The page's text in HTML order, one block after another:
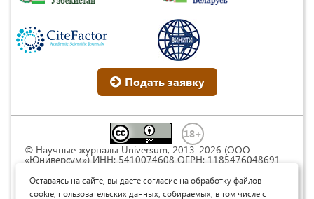
Подать заявку
© Научные журналы Universum, 2013-2026 (ООО
«Юниверсум») ИНН: 5410074608 ОГРН: 1185476048691
Commons « Attribution» («Атрибуция») 4.0
Непортированная
Оставаясь на сайте, вы даете согласие на обработку файлов
cookie, пользовательских данных, собираемых, в том числе с